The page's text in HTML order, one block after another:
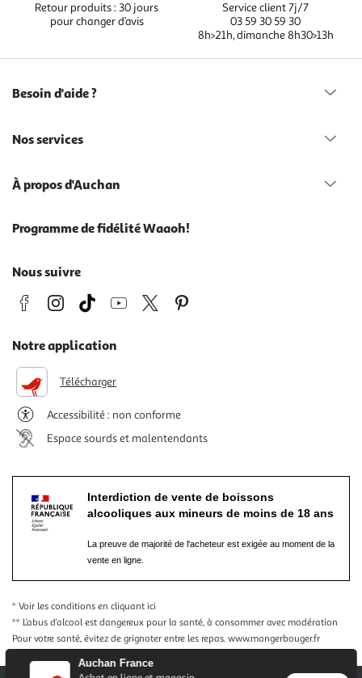
Auchan France
Retour produits : 30 jours
pour changer d’avis
Service client 7j/7
03 59 30 59 30
8h>21h, dimanche 8h30>13h
Besoin d'aide ?
Nos services
À propos d'Auchan
Programme de fidélité Waaoh!
Nous suivre
Notre application
Télécharger
Accessibilité : non conforme
Espace sourds et malentendants
Interdiction de vente de boissons
alcooliques aux mineurs de moins de 18 ans
La preuve de majorité de l'acheteur est exigée au moment de la
vente en ligne.
* Voir les conditions en cliquant ici
** L’abus d’alcool est dangereux pour la santé, à consommer avec modération
Pour votre santé, évitez de grignoter entre les repas. www.mangerbouger.fr